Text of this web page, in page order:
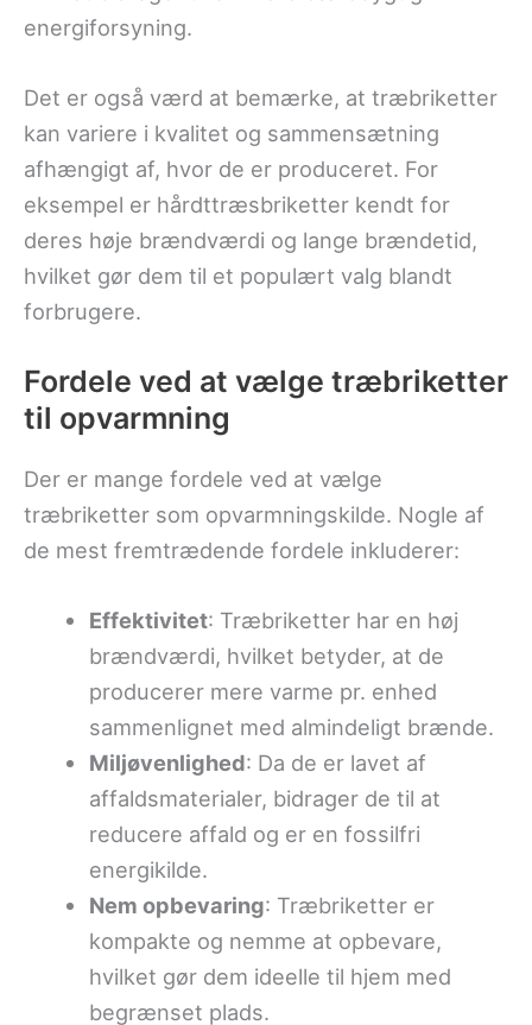
energiforsyning.
Det er også værd at bemærke, at træbriketter
kan variere i kvalitet og sammensætning
afhængigt af, hvor de er produceret. For
eksempel er hårdttræsbriketter kendt for
deres høje brændværdi og lange brændetid,
hvilket gør dem til et populært valg blandt
forbrugere.
Fordele ved at vælge træbriketter
til opvarmning
Der er mange fordele ved at vælge
træbriketter som opvarmningskilde. Nogle af
de mest fremtrædende fordele inkluderer:
Effektivitet: Træbriketter har en høj
brændværdi, hvilket betyder, at de
producerer mere varme pr. enhed
sammenlignet med almindeligt brænde.
Miljøvenlighed: Da de er lavet af
affaldsmaterialer, bidrager de til at
reducere affald og er en fossilfri
energikilde.
Nem opbevaring: Træbriketter er
kompakte og nemme at opbevare,
hvilket gør dem ideelle til hjem med
begrænset plads.